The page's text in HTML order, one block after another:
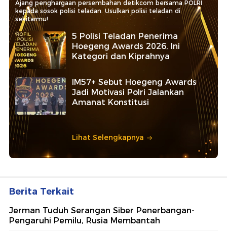
Ajang penghargaan persembahan detikcom bersama POLRI
kepada sosok polisi teladan. Usulkan polisi teladan di
sekitarmu!
5 Polisi Teladan Penerima
Hoegeng Awards 2026, Ini
Kategori dan Kiprahnya
IM57+ Sebut Hoegeng Awards
Jadi Motivasi Polri Jalankan
Amanat Konstitusi
Lihat Selengkapnya
Berita Terkait
Jerman Tuduh Serangan Siber Penerbangan-
Pengaruhi Pemilu, Rusia Membantah